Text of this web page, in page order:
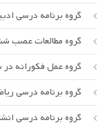
گروه برنامه درسی
گروه مطالعات عصب
گروه عمل فکورانه در
گروه برنامه درسی
گروه برنامه درسی